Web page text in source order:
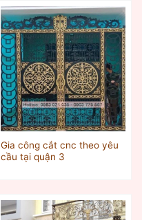
Gia công cắt cnc theo yêu
cầu tại quận 3